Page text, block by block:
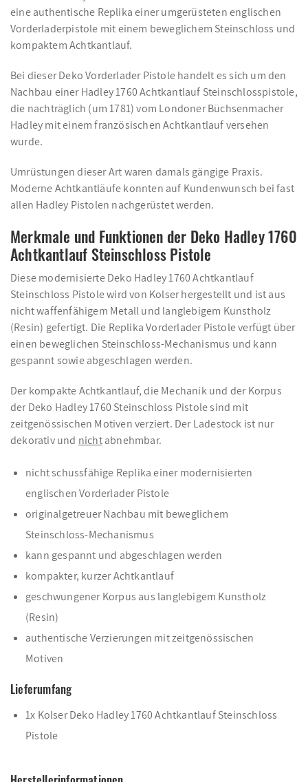
eine authentische Replika einer umgerüsteten englischen
Vorderladerpistole mit einem beweglichem Steinschloss und
kompaktem Achtkantlauf.
Bei dieser Deko Vorderlader Pistole handelt es sich um den
Nachbau einer Hadley 1760 Achtkantlauf Steinschlosspistole,
die nachträglich (um 1781) vom Londoner Büchsenmacher
Hadley mit einem französischen Achtkantlauf versehen
wurde.
Umrüstungen dieser Art waren damals gängige Praxis.
Moderne Achtkantläufe konnten auf Kundenwunsch bei fast
allen Hadley Pistolen nachgerüstet werden.
Merkmale und Funktionen der Deko Hadley 1760
Achtkantlauf Steinschloss Pistole
Diese modernisierte Deko Hadley 1760 Achtkantlauf
Steinschloss Pistole wird von Kolser hergestellt und ist aus
nicht waffenfähigem Metall und langlebigem Kunstholz
(Resin) gefertigt. Die Replika Vorderlader Pistole verfügt über
einen beweglichen Steinschloss-Mechanismus und kann
gespannt sowie abgeschlagen werden.
Der kompakte Achtkantlauf, die Mechanik und der Korpus
der Deko Hadley 1760 Steinschloss Pistole sind mit
zeitgenössischen Motiven verziert. Der Ladestock ist nur
dekorativ und nichtabnehmbar.
nicht schussfähige Replika einer modernisierten
englischen Vorderlader Pistole
originalgetreuer Nachbau mit beweglichem
Steinschloss-Mechanismus
kann gespannt und abgeschlagen werden
kompakter, kurzer Achtkantlauf
geschwungener Korpus aus langlebigem Kunstholz
(Resin)
authentische Verzierungen mit zeitgenössischen
Motiven
Lieferumfang
1x Kolser Deko Hadley 1760 Achtkantlauf Steinschloss
Pistole